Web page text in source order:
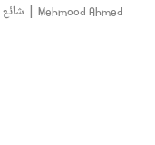
Mehmood Ahmed
| شائع